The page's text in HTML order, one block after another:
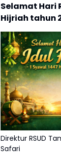
Selamat Hari
Hijriah tahun
Direktur RSUD
Safari